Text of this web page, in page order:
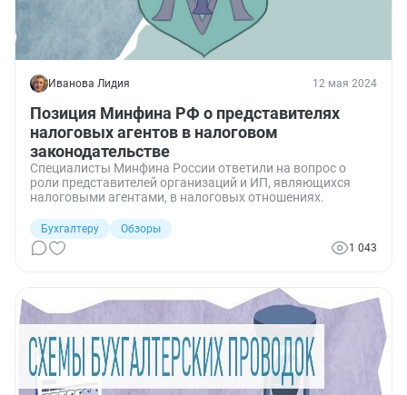
Иванова Лидия 12 мая 2024
Позиция Минфина РФ о представителях
налоговых агентов в налоговом
законодательстве
Специалисты Минфина России ответили на вопрос о
роли представителей организаций и ИП, являющихся
налоговыми агентами, в налоговых отношениях.
Бухгалтеру
Обзоры
1 043